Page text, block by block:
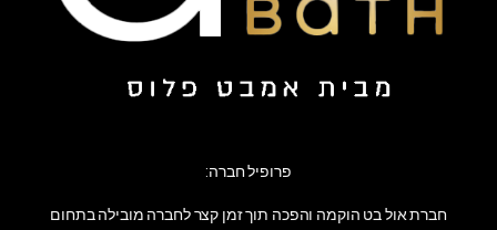
פרופיל חברה:
חברת אול בט הוקמה והפכה תוך זמן קצר לחברה מובילה בתחום